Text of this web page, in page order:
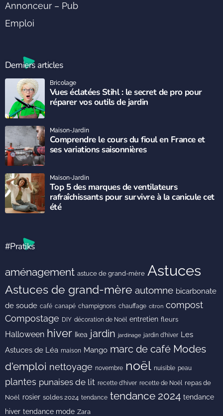
Annonceur – Pub
Emploi
Derniers articles
Vues éclatées Stihl : le secret de pro pour
réparer vos outils de jardin
Bricolage
Comprendre le cours du fioul en France et
ses variations saisonnières
Maison-Jardin
Top 5 des marques de ventilateurs
rafraîchissants pour survivre à la canicule cet
été
Maison-Jardin
#Pratiks
aménagement astuce de grand-mère Astuces
Astuces de grand-mère automne bicarbonate
de soude café canapé champignons chauffage citron compost
Compostage DIY décoration de Noël entretien fleurs
Halloween hiver Ikea jardin jardinage jardin d'hiver Les
Astuces de Léa maison Mango marc de café Modes
d'emploi nettoyage novembre noël nuisible peau
plantes punaises de lit recette d'hiver recette de Noël repas de
Noël rosier soldes 2024 tendance tendance 2024 tendance
hiver tendance mode Zara